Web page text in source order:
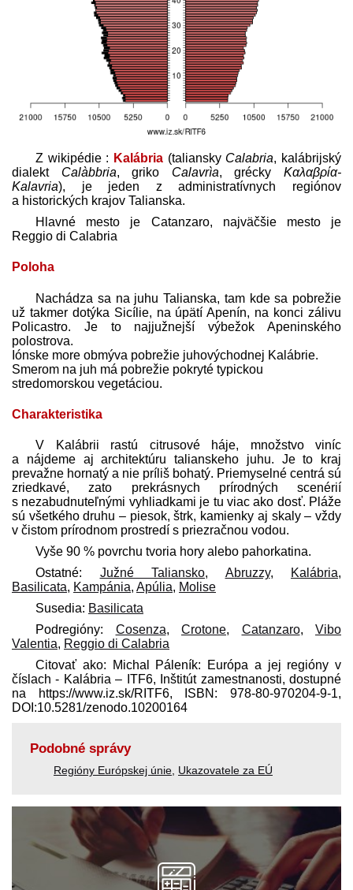
Z wikipédie : Kalábria (taliansky Calabria, kalábrijský
dialekt Calàbbria, griko Calavrìa, gréckyΚαλαβρία-
Kalavria), je jeden z administratívnych regiónov
a historických krajov Talianska.
Hlavné mesto je Catanzaro, najväčšie mesto je
Reggio di Calabria
Poloha
Nachádza sa na juhu Talianska, tam kde sa pobrežie
už takmer dotýka Sicílie, na úpätí Apenín, na konci zálivu
Policastro. Je to najjužnejší výbežok Apeninského
polostrova.
Iónske more obmýva pobrežie juhovýchodnej Kalábrie.
Smerom na juh má pobrežie pokryté typickou
stredomorskou vegetáciou.
Charakteristika
V Kalábrii rastú citrusové háje, množstvo viníc
a nájdeme aj architektúru talianskeho juhu. Je to kraj
prevažne hornatý a nie príliš bohatý. Priemyselné centrá sú
zriedkavé, zato prekrásnych prírodných scenérií
s nezabudnuteľnými vyhliadkami je tu viac ako dosť. Pláže
sú všetkého druhu – piesok, štrk, kamienky aj skaly – vždy
v čistom prírodnom prostredí s priezračnou vodou.
Vyše 90 % povrchu tvoria hory alebo pahorkatina.
Ostatné: Južné Taliansko, Abruzzy, Kalábria,
Basilicata, Kampánia, Apúlia, Molise
Susedia: Basilicata
Podregióny: Cosenza, Crotone, Catanzaro, Vibo
Valentia, Reggio di Calabria
Citovať ako: Michal Páleník: Európa a jej regióny v
číslach - Kalábria – ITF6, Inštitút zamestnanosti, dostupné
na https://www.iz.sk/​RITF6, ISBN: 978-80-970204-9-1,
DOI:10.5281/zenodo.10200164
Podobné správy
Regióny Európskej únie, Ukazovatele za EÚ